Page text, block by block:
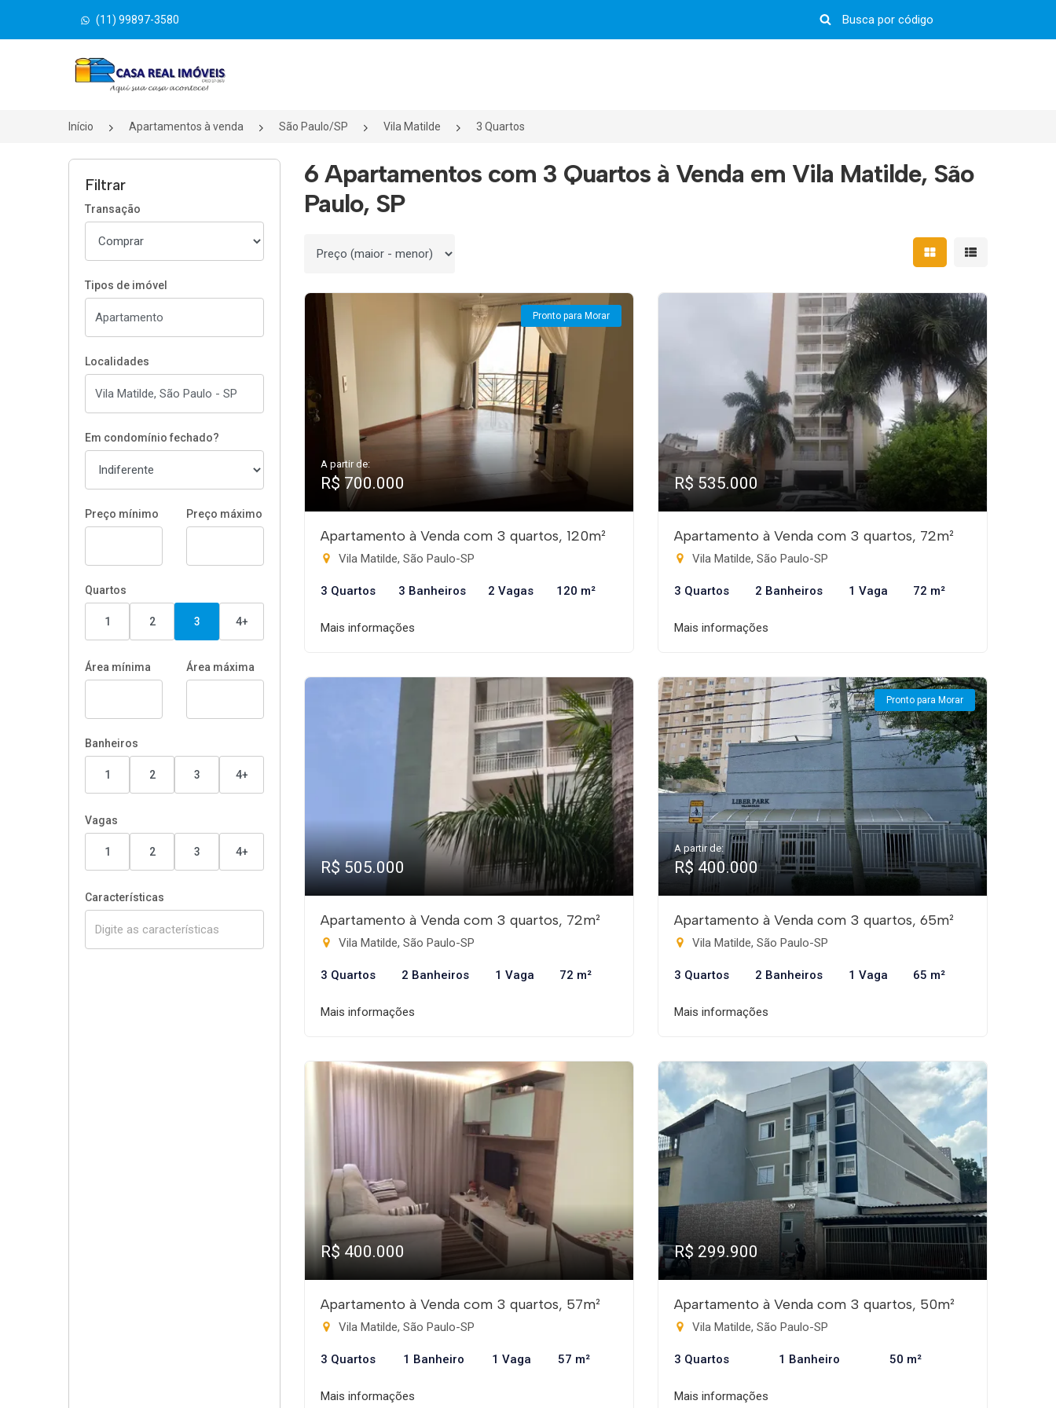
(11) 99897-3580
Página inicial
Início Apartamentos à venda São Paulo/SP Vila Matilde 3 Quartos
Filtrar
Transação
Tipos de imóvel
Localidades
Em condomínio fechado?
Preço mínimo Preço máximo
Quartos
1 2 3 4+
Área mínima Área máxima
Banheiros
1 2 3 4+
Vagas
1 2 3 4+
Características
6 Apartamentos com 3 Quartos à Venda em Vila Matilde, São
Paulo, SP
Ordenar por Mostrar resultados em
Mostrar
Pronto para Morar
A partir de:
R$ 700.000
Apartamento à Venda com 3 quartos, 120m²
Vila Matilde, São Paulo-SP
3 Quartos 3 Banheiros 2 Vagas 120 m²
Mais informações
R$ 535.000
Apartamento à Venda com 3 quartos, 72m²
Vila Matilde, São Paulo-SP
3 Quartos 2 Banheiros 1 Vaga 72 m²
Mais informações
R$ 505.000
Apartamento à Venda com 3 quartos, 72m²
Vila Matilde, São Paulo-SP
3 Quartos 2 Banheiros 1 Vaga 72 m²
Mais informações
Pronto para Morar
A partir de:
R$ 400.000
Apartamento à Venda com 3 quartos, 65m²
Vila Matilde, São Paulo-SP
3 Quartos 2 Banheiros 1 Vaga 65 m²
Mais informações
R$ 400.000
Apartamento à Venda com 3 quartos, 57m²
Vila Matilde, São Paulo-SP
3 Quartos 1 Banheiro 1 Vaga 57 m²
Mais informações
R$ 299.900
Apartamento à Venda com 3 quartos, 50m²
Vila Matilde, São Paulo-SP
3 Quartos 1 Banheiro 50 m²
Mais informações